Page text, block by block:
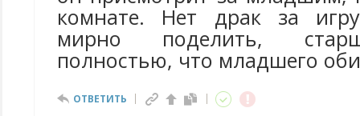
комнате. Нет драк за
мирно поделить,
полностью, что младшего
ОТВЕТИТЬ